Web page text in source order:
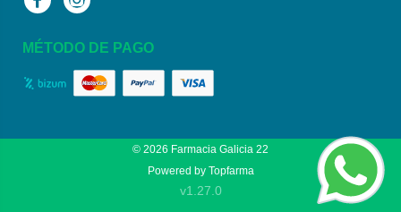
FacebookInstagram
MÉTODO DE PAGO
© 2026 Farmacia Galicia 22
Powered by Topfarma
v1.27.0